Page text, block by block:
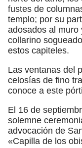
fustes de
templo; por su
adosados al muro
collarino
estos capiteles.
Las ventanas del
celosías de fino
conoce a este
El 16 de
solemne
advocación de
«Capilla de los